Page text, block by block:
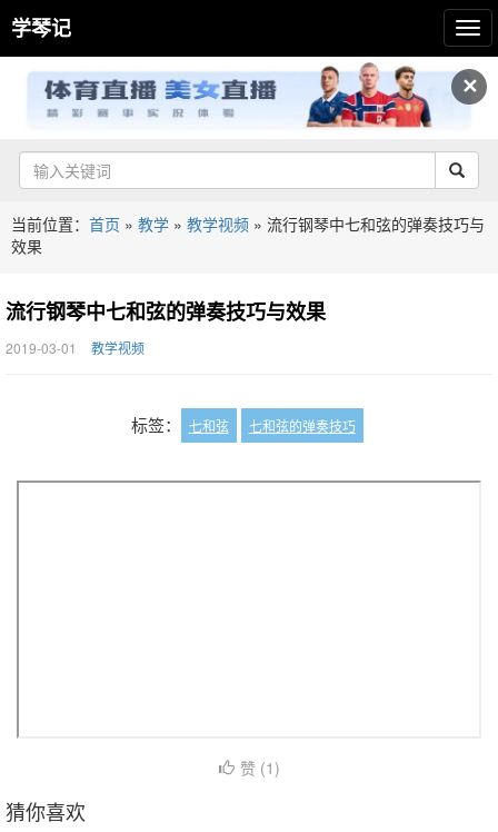
✕
学琴记
当前位置： 首页 » 教学 » 教学视频 » 流行钢琴中七和弦的弹奏技巧与
效果
流行钢琴中七和弦的弹奏技巧与效果
2019-03-01 教学视频
标签： 七和弦 七和弦的弹奏技巧
赞 (1)
猜你喜欢